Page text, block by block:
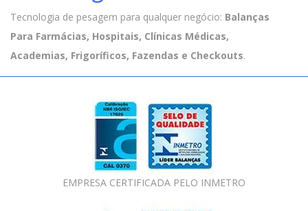
Tecnologia de pesagem para qualquer negócio: Balanças
Para Farmácias, Hospitais, Clínicas Médicas,
Academias, Frigoríficos, Fazendas e Checkouts.
EMPRESA CERTIFICADA PELO INMETRO